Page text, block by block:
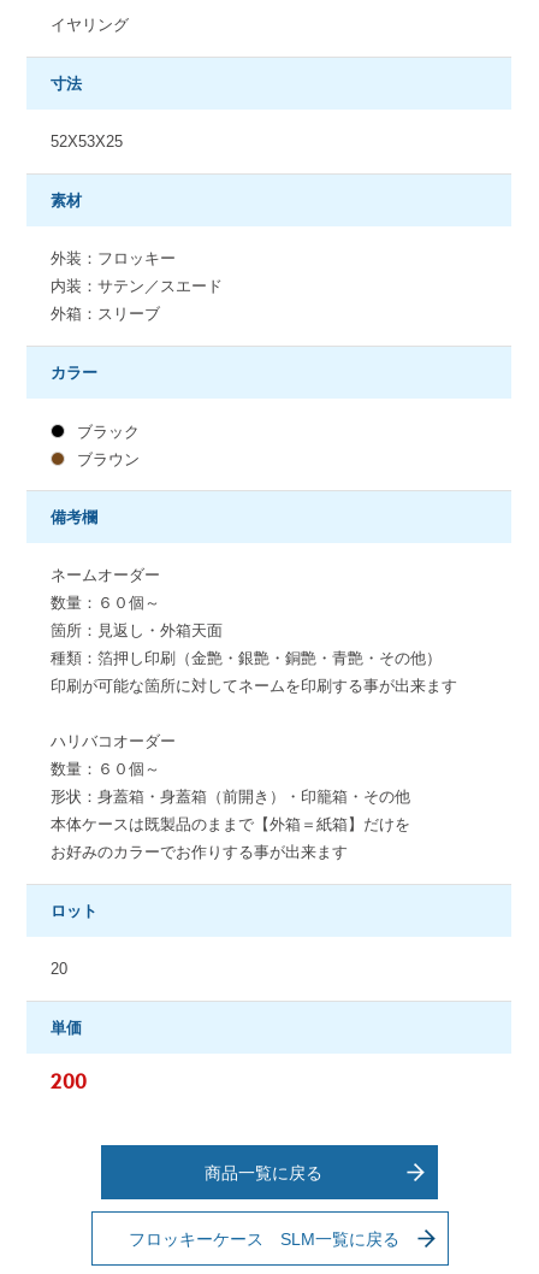
イヤリング
寸法
52X53X25
素材
外装：フロッキー
内装：サテン／スエード
外箱：スリーブ
カラー
ブラック
ブラウン
備考欄
ネームオーダー
数量：６０個～
箇所：見返し・外箱天面
種類：箔押し印刷（金艶・銀艶・銅艶・青艶・その他）
印刷が可能な箇所に対してネームを印刷する事が出来ます
ハリバコオーダー
数量：６０個～
形状：身蓋箱・身蓋箱（前開き）・印籠箱・その他
本体ケースは既製品のままで【外箱＝紙箱】だけを
お好みのカラーでお作りする事が出来ます
ロット
20
単価
200
商品一覧に戻る
フロッキーケース SLM一覧に戻る